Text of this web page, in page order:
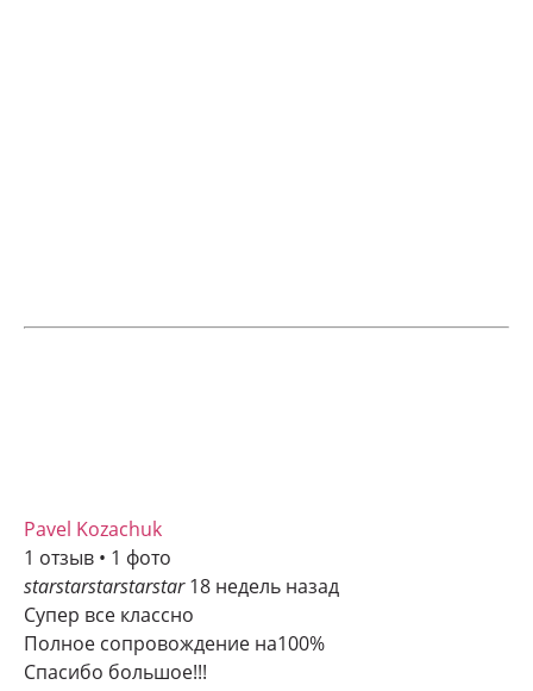
Pavel Kozachuk
1 отзыв • 1 фото
starstarstarstarstar 18 недель назад
Супер все классно
Полное сопровождение на100%
Спасибо большое!!!